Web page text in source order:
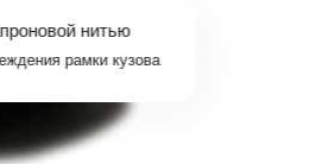
нитью
рамки кузова